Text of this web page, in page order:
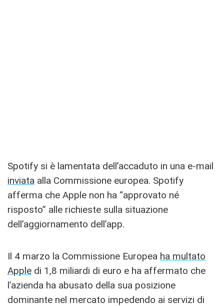
Spotify si è lamentata dell’accaduto in una e-mail
inviata alla Commissione europea. Spotify
afferma che Apple non ha “approvato né
risposto” alle richieste sulla situazione
dell’aggiornamento dell’app.
Il 4 marzo la Commissione Europea ha multato
Apple di 1,8 miliardi di euro e ha affermato che
l’azienda ha abusato della sua posizione
dominante nel mercato impedendo ai servizi di